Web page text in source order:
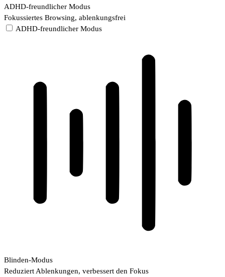
ADHD-freundlicher Modus
Fokussiertes Browsing, ablenkungsfrei
ADHD-freundlicher Modus
Blinden-Modus
Reduziert Ablenkungen, verbessert den Fokus